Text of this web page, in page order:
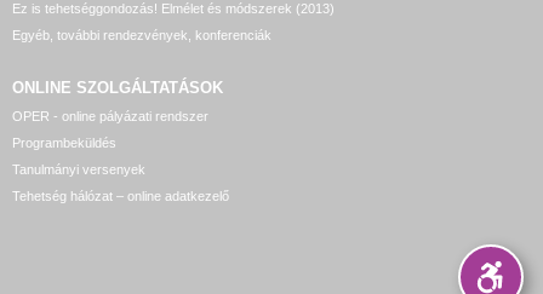
Ez is tehetséggondozás! Elmélet és módszerek (2013)
Egyéb, további rendezvények, konferenciák
ONLINE SZOLGÁLTATÁSOK
OPER - online pályázati rendszer
Programbeküldés
Tanulmányi versenyek
Tehetség hálózat – online adatkezelő